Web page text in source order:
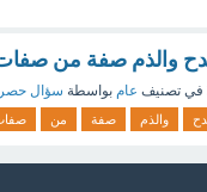
والذم صفة من صفات
في تصنيف عام بواسطة سؤال
والذم صفة من